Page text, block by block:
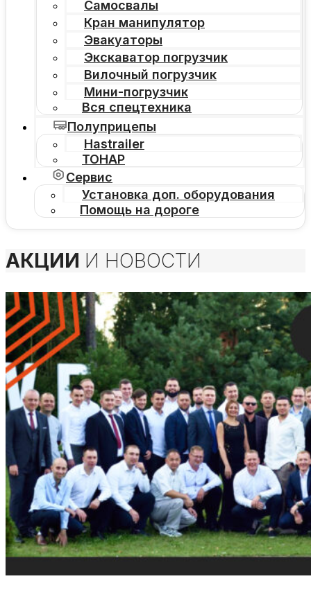
Самосвалы
Кран манипулятор
Эвакуаторы
Экскаватор погрузчик
Вилочный погрузчик
Мини-погрузчик
Вся спецтехника
Полуприцепы
Hastrailer
ТОНАР
Сервис
Установка доп. оборудования
Помощь на дороге
АКЦИИ И НОВОСТИ